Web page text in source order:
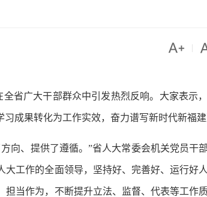

广大干部群众中引发热烈反响。大家表示
成果转化为工作实效，奋力谱写新时代新福建
、提供了遵循。”省人大常委会机关党员干
工作的全面领导，坚持好、完善好、运行好
当作为，不断提升立法、监督、代表等工作